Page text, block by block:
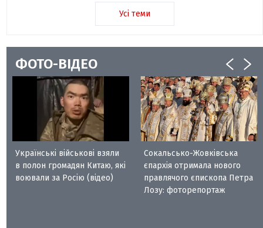
Усі теми
ФОТО-ВІДЕО
Українські військові взяли
в полон громадян Китаю, які
воювали за Росію (відео)
Сокальсько-Жовківська
єпархія отримала нового
правлячого єпископа Петра
Лозу: фоторепортаж